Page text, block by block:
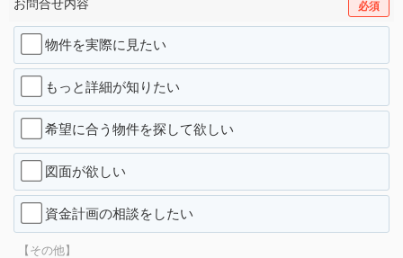
必須
物件を実際に見たい
もっと詳細が知りたい
希望に合う物件を探して欲しい
図面が欲しい
資金計画の相談をしたい
【その他】